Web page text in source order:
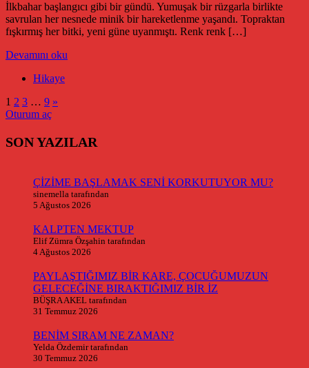
İlkbahar başlangıcı gibi bir gündü. Yumuşak bir rüzgarla birlikte
savrulan her nesnede minik bir hareketlenme yaşandı. Topraktan
fışkırmış her bitki, yeni güne uyanmıştı. Renk renk […]
Devamını oku
Hikaye
Yazı
sayfalaması
1 2 3 … 9 Sonraki
»
Oturum aç
SON YAZILAR
ÇİZİME BAŞLAMAK SENİ KORKUTUYOR MU?
sinemella tarafından
5 Ağustos 2026
KALPTEN MEKTUP
Elif Zümra Özşahin tarafından
4 Ağustos 2026
PAYLAŞTIĞIMIZ BİR KARE, ÇOCUĞUMUZUN
GELECEĞİNE BIRAKTIĞIMIZ BİR İZ
BÜŞRA AKEL tarafından
31 Temmuz 2026
BENİM SIRAM NE ZAMAN?
Yelda Özdemir tarafından
30 Temmuz 2026